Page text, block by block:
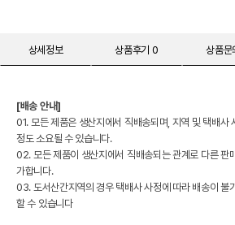
상세정보 상품후기 0 상품문
[배송 안내]
01. 모든 제품은 생산지에서 직배송되며, 지역 및 택배
정도 소요될 수 있습니다.
02. 모든 제품이 생산지에서 직배송되는 관계로 다른 판
가합니다.
03. 도서산간지역의 경우 택배사 사정에 따라 배송이 불
할 수 있습니다